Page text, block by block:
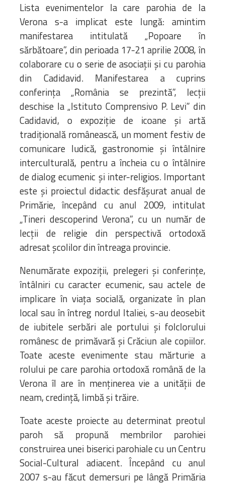
Lista evenimentelor la care parohia de la
Verona s-a implicat este lungă: amintim
manifestarea intitulată „Popoare în
sărbătoare”, din perioada 17-21 aprilie 2008, în
colaborare cu o serie de asociații și cu parohia
din Cadidavid. Manifestarea a cuprins
conferința „România se prezintă”, lecții
deschise la „Istituto Comprensivo P. Levi” din
Cadidavid, o expoziție de icoane și artă
tradițională românească, un moment festiv de
comunicare ludică, gastronomie și întâlnire
interculturală, pentru a încheia cu o întâlnire
de dialog ecumenic și inter-religios. Important
este și proiectul didactic desfășurat anual de
Primărie, începând cu anul 2009, intitulat
„Tineri descoperind Verona”, cu un număr de
lecții de religie din perspectivă ortodoxă
adresat școlilor din întreaga provincie.
Nenumărate expoziții, prelegeri și conferințe,
întâlniri cu caracter ecumenic, sau actele de
implicare în viața socială, organizate în plan
local sau în întreg nordul Italiei, s-au deosebit
de iubitele serbări ale portului și folclorului
românesc de primăvară și Crăciun ale copiilor.
Toate aceste evenimente stau mărturie a
rolului pe care parohia ortodoxă română de la
Verona îl are în menținerea vie a unității de
neam, credință, limbă și trăire.
Toate aceste proiecte au determinat preotul
paroh să propună membrilor parohiei
construirea unei biserici parohiale cu un Centru
Social-Cultural adiacent. Începând cu anul
2007 s-au făcut demersuri pe lângă Primăria